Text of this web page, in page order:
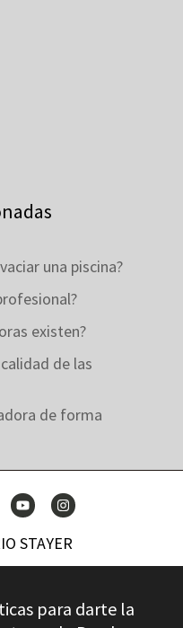
una piscina?
existen?
de las
de forma
STAYER
para darte la